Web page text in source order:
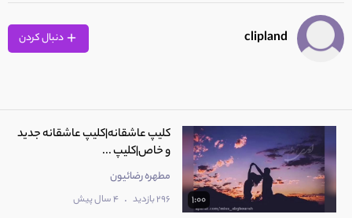
0:09
clipland
1:00
کلیپ عاشقانه|کلیپ عاشقانه جدید
و خاص|کلیپ ...
مطهره رضائیون
296 بازدید . 4 سال پیش